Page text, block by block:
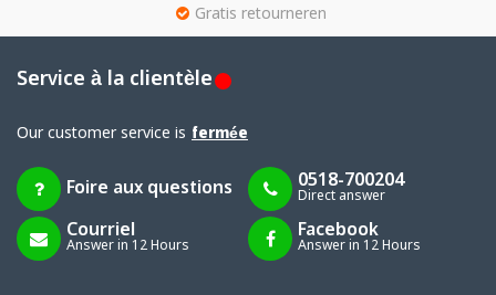
Gratis retourneren
Service à la clientèle
Our customer service is fermée
Foire aux questions 0518-700204
Direct answer
Courriel
Answer in 12 Hours
Facebook
Answer in 12 Hours